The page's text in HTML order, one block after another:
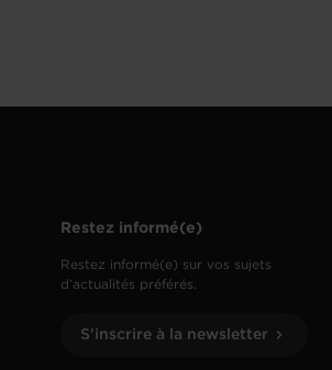
Restez informé(e)
Restez informé(e) sur vos sujets
d’actualités préférés.
S'inscrire à la newsletter